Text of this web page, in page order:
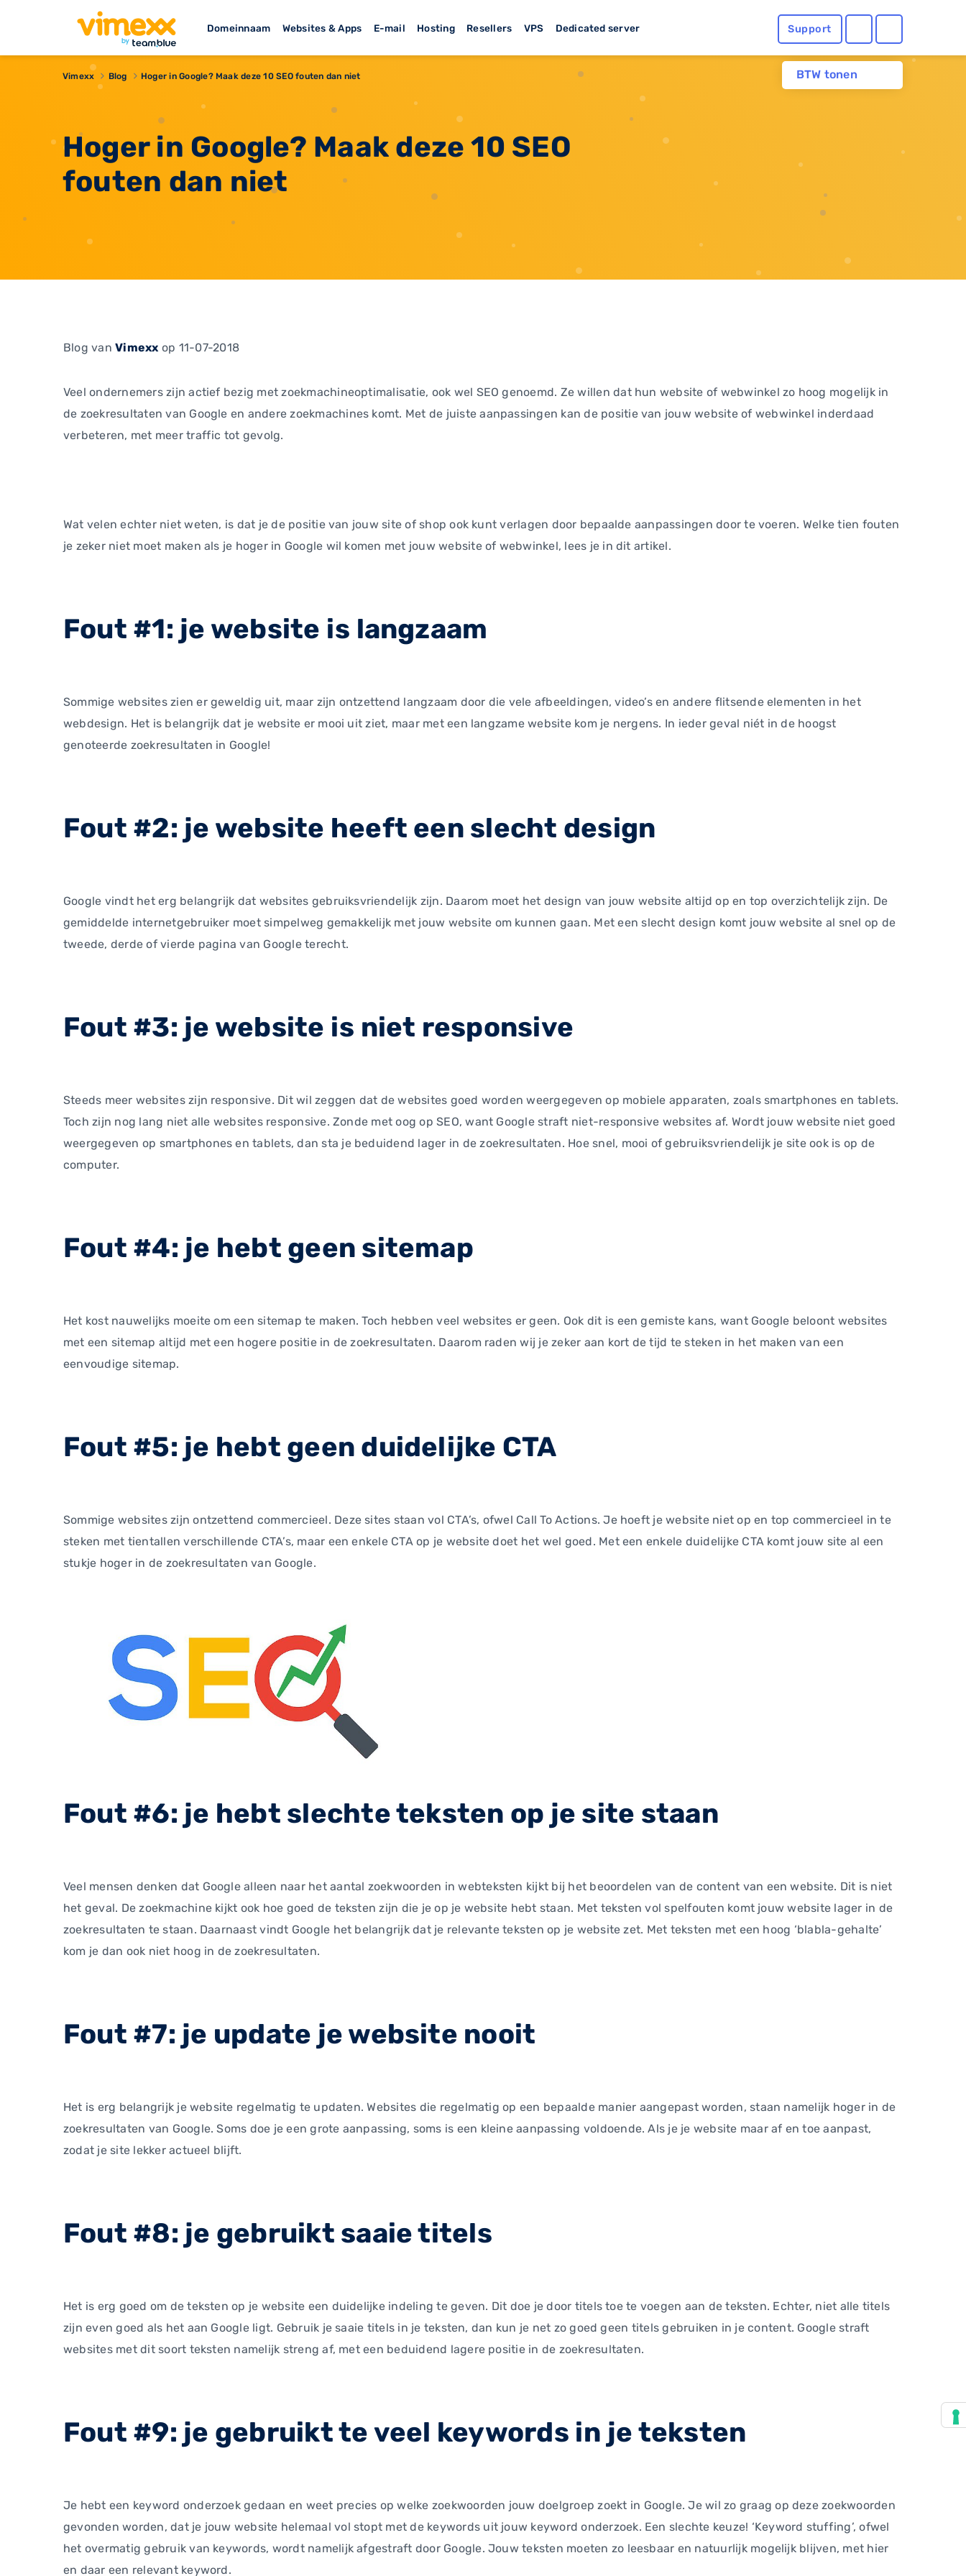
Domeinnaam Websites & Apps E-mail Hosting Resellers VPS Dedicated server Support
BTW tonen
Vimexx Blog Hoger in Google? Maak deze 10 SEO fouten dan niet
Hoger in Google? Maak deze 10 SEO
fouten dan niet
Blog vanVimexx op 11-07-2018
Veel ondernemers zijn actief bezig met zoekmachineoptimalisatie, ook wel SEO genoemd. Ze willen dat hun website of webwinkel zo hoog mogelijk in
de zoekresultaten van Google en andere zoekmachines komt. Met de juiste aanpassingen kan de positie van jouw website of webwinkel inderdaad
verbeteren, met meer traffic tot gevolg.
Wat velen echter niet weten, is dat je de positie van jouw site of shop ook kunt verlagen door bepaalde aanpassingen door te voeren. Welke tien fouten
je zeker niet moet maken als je hoger in Google wil komen met jouw website of webwinkel, lees je in dit artikel.
Fout #1: je website is langzaam
Sommige websites zien er geweldig uit, maar zijn ontzettend langzaam door die vele afbeeldingen, video’s en andere flitsende elementen in het
webdesign. Het is belangrijk dat je website er mooi uit ziet, maar met een langzame website kom je nergens. In ieder geval niét in de hoogst
genoteerde zoekresultaten in Google!
Fout #2: je website heeft een slecht design
Google vindt het erg belangrijk dat websites gebruiksvriendelijk zijn. Daarom moet het design van jouw website altijd op en top overzichtelijk zijn. De
gemiddelde internetgebruiker moet simpelweg gemakkelijk met jouw website om kunnen gaan. Met een slecht design komt jouw website al snel op de
tweede, derde of vierde pagina van Google terecht.
Fout #3: je website is niet responsive
Steeds meer websites zijn responsive. Dit wil zeggen dat de websites goed worden weergegeven op mobiele apparaten, zoals smartphones en tablets.
Toch zijn nog lang niet alle websites responsive. Zonde met oog op SEO, want Google straft niet-responsive websites af. Wordt jouw website niet goed
weergegeven op smartphones en tablets, dan sta je beduidend lager in de zoekresultaten. Hoe snel, mooi of gebruiksvriendelijk je site ook is op de
computer.
Fout #4: je hebt geen sitemap
Het kost nauwelijks moeite om een sitemap te maken. Toch hebben veel websites er geen. Ook dit is een gemiste kans, want Google beloont websites
met een sitemap altijd met een hogere positie in de zoekresultaten. Daarom raden wij je zeker aan kort de tijd te steken in het maken van een
eenvoudige sitemap.
Fout #5: je hebt geen duidelijke CTA
Sommige websites zijn ontzettend commercieel. Deze sites staan vol CTA’s, ofwel Call To Actions. Je hoeft je website niet op en top commercieel in te
steken met tientallen verschillende CTA’s, maar een enkele CTA op je website doet het wel goed. Met een enkele duidelijke CTA komt jouw site al een
stukje hoger in de zoekresultaten van Google.
Fout #6: je hebt slechte teksten op je site staan
Veel mensen denken dat Google alleen naar het aantal zoekwoorden in webteksten kijkt bij het beoordelen van de content van een website. Dit is niet
het geval. De zoekmachine kijkt ook hoe goed de teksten zijn die je op je website hebt staan. Met teksten vol spelfouten komt jouw website lager in de
zoekresultaten te staan. Daarnaast vindt Google het belangrijk dat je relevante teksten op je website zet. Met teksten met een hoog ‘blabla-gehalte’
kom je dan ook niet hoog in de zoekresultaten.
Fout #7: je update je website nooit
Het is erg belangrijk je website regelmatig te updaten. Websites die regelmatig op een bepaalde manier aangepast worden, staan namelijk hoger in de
zoekresultaten van Google. Soms doe je een grote aanpassing, soms is een kleine aanpassing voldoende. Als je je website maar af en toe aanpast,
zodat je site lekker actueel blijft.
Fout #8: je gebruikt saaie titels
Het is erg goed om de teksten op je website een duidelijke indeling te geven. Dit doe je door titels toe te voegen aan de teksten. Echter, niet alle titels
zijn even goed als het aan Google ligt. Gebruik je saaie titels in je teksten, dan kun je net zo goed geen titels gebruiken in je content. Google straft
websites met dit soort teksten namelijk streng af, met een beduidend lagere positie in de zoekresultaten.
Fout #9: je gebruikt te veel keywords in je teksten
Je hebt een keyword onderzoek gedaan en weet precies op welke zoekwoorden jouw doelgroep zoekt in Google. Je wil zo graag op deze zoekwoorden
gevonden worden, dat je jouw website helemaal vol stopt met de keywords uit jouw keyword onderzoek. Een slechte keuze! ‘Keyword stuffing’, ofwel
het overmatig gebruik van keywords, wordt namelijk afgestraft door Google. Jouw teksten moeten zo leesbaar en natuurlijk mogelijk blijven, met hier
en daar een relevant keyword.